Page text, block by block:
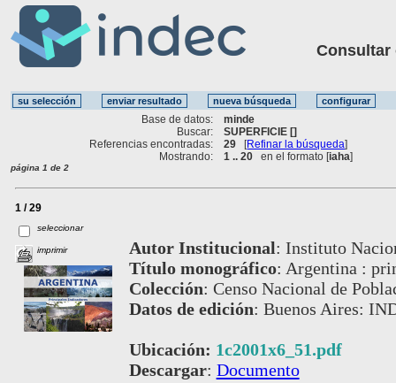
Consultar
Base de datos:
minde
Buscar:
SUPERFICIE []
Referencias encontradas:
29 [Refinar la búsqueda]
Mostrando:
1 .. 20 en el formato [iaha]
página 1 de 2
1 / 29
seleccionar
imprimir Autor Institucional: Instituto
Título monográfico: Argentina :
Colección: Censo Nacional de
Datos de edición: Buenos Aires:
Ubicación: 1c2001x6_51.pdf
Descargar: Documento